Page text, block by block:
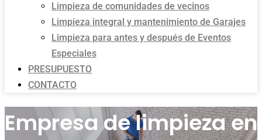
Limpieza de comunidades de vecinos
Limpieza integral y mantenimiento de Garajes
Limpieza para antes y después de Eventos
Especiales
PRESUPUESTO
CONTACTO
Empresa de limpieza en